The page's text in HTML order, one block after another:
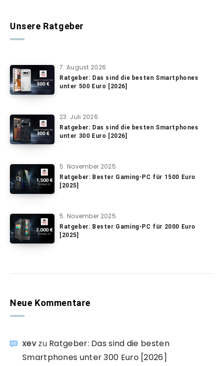
Unsere Ratgeber
7. August 2026
Ratgeber: Das sind die besten Smartphones
unter 500 Euro [2026]
23. Juli 2026
Ratgeber: Das sind die besten Smartphones
unter 300 Euro [2026]
5. November 2025
Ratgeber: Bester Gaming-PC für 1500 Euro
[2025]
5. November 2025
Ratgeber: Bester Gaming-PC für 2000 Euro
[2025]
Neue Kommentare
xevzu Ratgeber: Das sind die besten
Smartphones unter 300 Euro [2026]